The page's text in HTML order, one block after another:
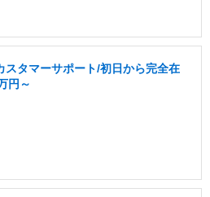
スタマーサポート/初日から完全在
円～